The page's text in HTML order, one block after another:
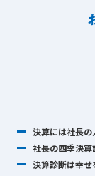
決算には社長
社長の四季決
決算診断は幸